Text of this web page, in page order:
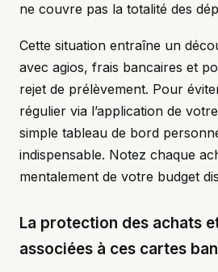
ne couvre pas la totalité des
Cette situation entraîne un
avec agios, frais bancaires et
rejet de prélèvement. Pour
régulier via l’application de
simple tableau de bord
indispensable. Notez chaque
mentalement de votre budget
La protection des achats
associées à ces cartes